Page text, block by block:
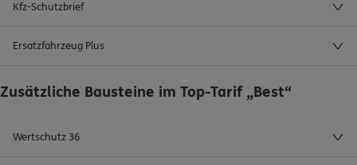
Kfz-Schutzbrief
Ersatzfahrzeug Plus
Zusätzliche Bausteine im Top-Tarif „Best“
Wertschutz 36